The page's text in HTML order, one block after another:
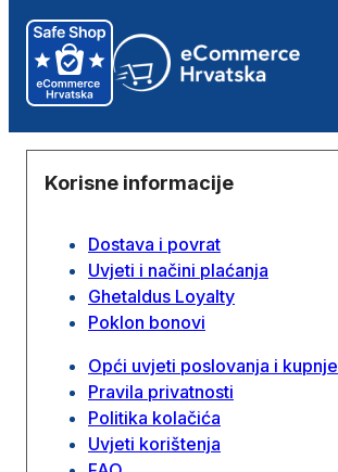
Korisne informacije
Dostava i povrat
Uvjeti i načini plaćanja
Ghetaldus Loyalty
Poklon bonovi
Opći uvjeti poslovanja i kupnje
Pravila privatnosti
Politika kolačića
Uvjeti korištenja